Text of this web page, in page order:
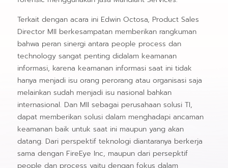
Terkait dengan acara ini Edwin Octosa, Product Sales
Director MII berkesampatan memberikan rangkuman
bahwa peran sinergi antara people process dan
technology sangat penting didalam keamanan
informasi, karena keamanan informasi saat ini tidak
hanya menjadi isu orang perorang atau organisasi saja
melainkan sudah menjadi isu nasional bahkan
internasional. Dan MII sebagai perusahaan solusi TI,
dapat memberikan solusi dalam menghadapi ancaman
keamanan baik untuk saat ini maupun yang akan
datang. Dari perspektif teknologi diantaranya berkerja
sama dengan FireEye Inc, maupun dari persepktif
people dan process yaitu dengan fokus dalam